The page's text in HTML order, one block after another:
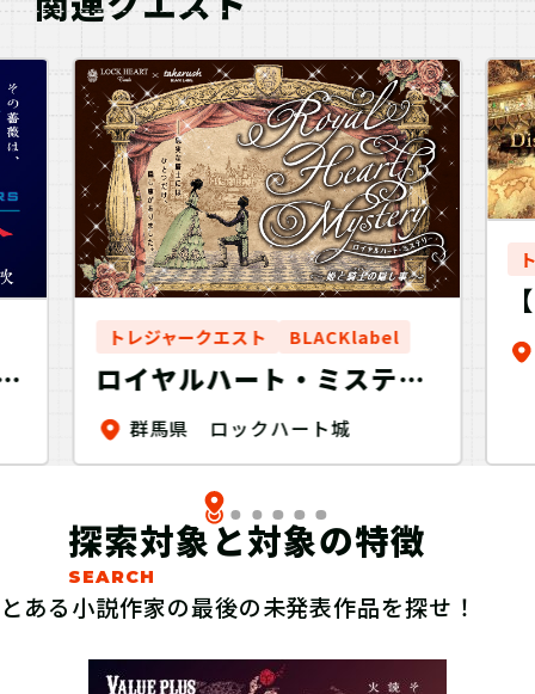
トレジャークエスト BLACKlabel
ロイヤルハート・ミステリ
ー～姫と騎士の隠し事～
群馬県 ロックハート城
探索対象と対象の特徴
とある小説作家の最後の未発表作品を探せ！